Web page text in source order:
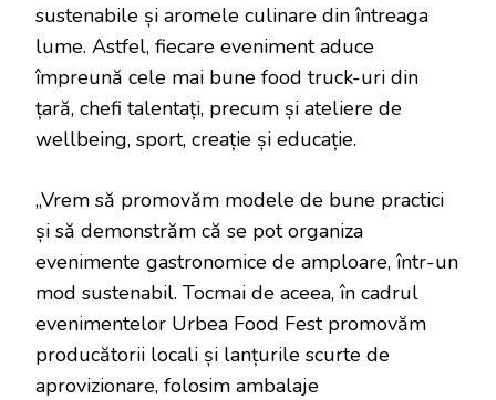
sustenabile și aromele culinare din întreaga
lume. Astfel, fiecare eveniment aduce
împreună cele mai bune food truck-uri din
țară, chefi talentați, precum și ateliere de
wellbeing, sport, creație și educație.
„Vrem să promovăm modele de bune practici
și să demonstrăm că se pot organiza
evenimente gastronomice de amploare, într-un
mod sustenabil. Tocmai de aceea, în cadrul
evenimentelor Urbea Food Fest promovăm
producătorii locali și lanțurile scurte de
aprovizionare, folosim ambalaje